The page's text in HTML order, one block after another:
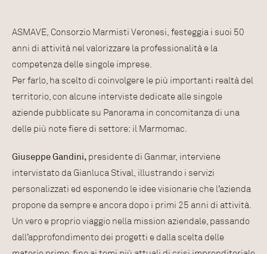
ASMAVE, Consorzio Marmisti Veronesi, festeggia i suoi 50
anni di attività nel valorizzare la professionalità e la
competenza delle singole imprese.
Per farlo, ha scelto di coinvolgere le più importanti realtà del
territorio, con alcune interviste dedicate alle singole
aziende pubblicate su Panorama in concomitanza di una
delle più note fiere di settore: il Marmomac.
Giuseppe Gandini, presidente di Ganmar, interviene
intervistato da Gianluca Stival, illustrando i servizi
personalizzati ed esponendo le idee visionarie che l’azienda
propone da sempre e ancora dopo i primi 25 anni di attività.
Un vero e proprio viaggio nella mission aziendale, passando
dall’approfondimento dei progetti e dalla scelta delle